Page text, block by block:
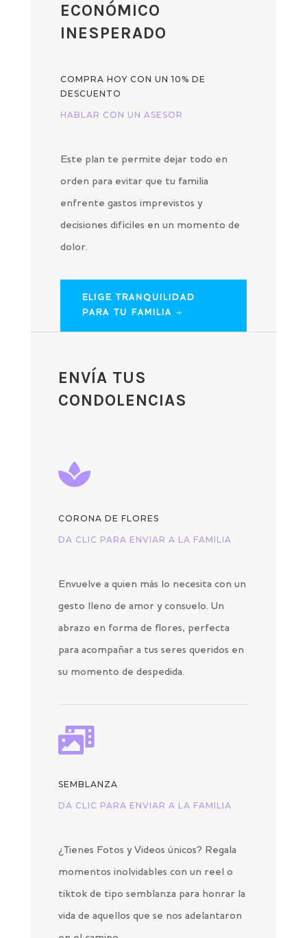
ECONÓMICO
INESPERADO
COMPRA HOY CON UN 10% DE
DESCUENTO
HABLAR CON UN ASESOR
Este plan te permite dejar todo en
orden para evitar que tu familia
enfrente gastos imprevistos y
decisiones difíciles en un momento de
dolor.
ELIGE TRANQUILIDAD
PARA TU FAMILIA
ENVÍA TUS
CONDOLENCIAS

CORONA DE FLORES
DA CLIC PARA ENVIAR A LA FAMILIA
Envuelve a quien más lo necesita con un
gesto lleno de amor y consuelo. Un
abrazo en forma de flores, perfecta
para acompañar a tus seres queridos en
su momento de despedida.

SEMBLANZA
DA CLIC PARA ENVIAR A LA FAMILIA
¿Tienes Fotos y Videos únicos? Regala
momentos inolvidables con un reel o
tiktok de tipo semblanza para honrar la
vida de aquellos que se nos adelantaron